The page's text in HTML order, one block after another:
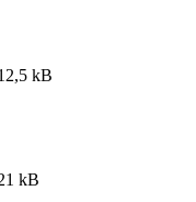
kB
kB